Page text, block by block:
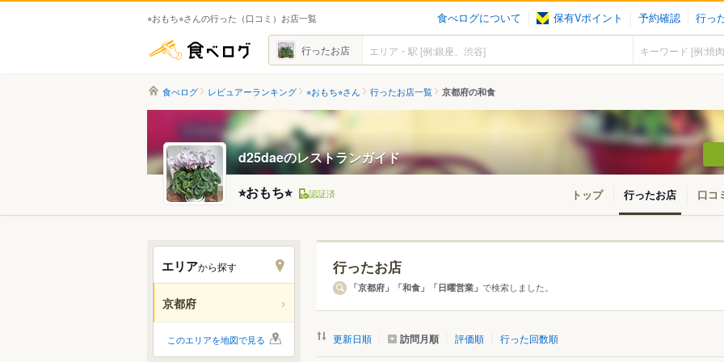
⭐︎おもち⭐︎さんの行った（口コミ）お店一覧 食べログについて 保有Vポイント 予約確認 行っ
食べログ 行ったお店
食べログ レビュアーランキング ⭐︎おもち⭐︎さん 行ったお店一覧 京都府の和食
d25daeのレストランガイド
⭐︎おもち⭐︎
認証済 トップ 行ったお店 口コ
エリアから探す
京都府
エリアから探す
京都市
このエリアを地図で見る
行ったお店
「京都府」「和食」「日曜営業」で検索しました。
更新日順 訪問月順 評価順 行った回数順